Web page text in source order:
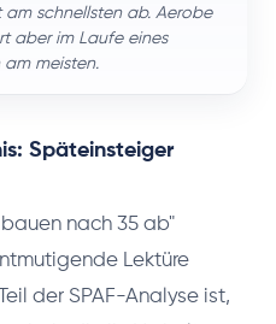
schnellsten ab. Aerobe
aber im Laufe eines
am meisten.
Späteinsteiger
nach 35 ab"
Lektüre
der SPAF-Analyse ist,